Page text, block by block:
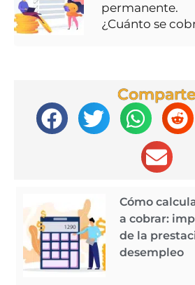
permanente.
¿Cuánto se
Comparte
Cómo
a cobrar:
de la
desempleo